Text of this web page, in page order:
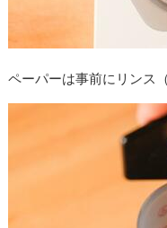
ペーパーは事前にリンス